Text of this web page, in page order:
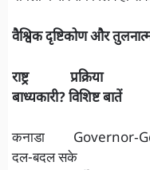
वैश्विक दृष्टिकोण और
राष्ट्र
बाध्यकारी? विशिष्ट बातें
कनाडा
दल-बदल सके